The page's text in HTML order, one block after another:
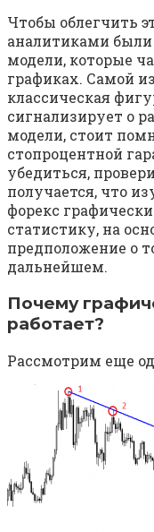
Чтобы облегчить
аналитиками
модели, которые
графиках. Самой
классическая
сигнализирует о
модели, стоит
стопроцентной
убедиться,
получается, что
форекс
статистику, на
предположение о
дальнейшем.
Почему
работает?
Рассмотрим еще